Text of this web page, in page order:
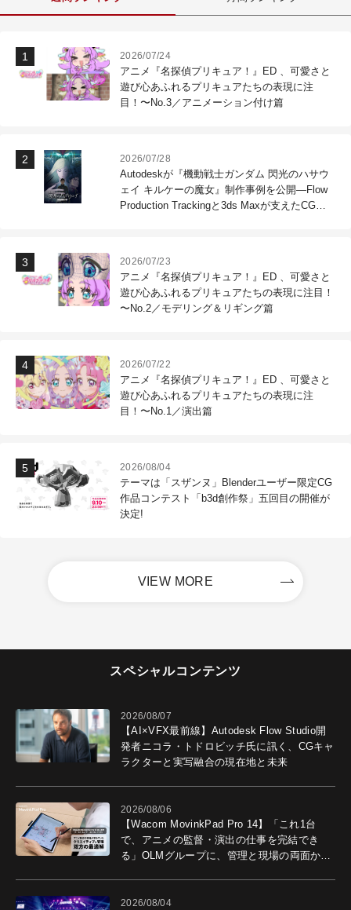
2026/07/24
アニメ『名探偵プリキュア！』ED 、可愛さと
遊び心あふれるプリキュアたちの表現に注
目！〜No.3／アニメーション付け篇
2026/07/28
Autodeskが『機動戦士ガンダム 閃光のハサウ
ェイ キルケーの魔女』制作事例を公開―Flow
Production Trackingと3ds Maxが支えたCG制
2026/07/23
アニメ『名探偵プリキュア！』ED 、可愛さと
遊び心あふれるプリキュアたちの表現に注目！
〜No.2／モデリング＆リギング篇
2026/07/22
アニメ『名探偵プリキュア！』ED 、可愛さと
遊び心あふれるプリキュアたちの表現に注
目！〜No.1／演出篇
2026/08/04
テーマは「スザンヌ」Blenderユーザー限定CG
作品コンテスト「b3d創作祭」五回目の開催が
決定!
VIEW MORE
スペシャルコンテンツ
2026/08/07
【AI×VFX最前線】Autodesk Flow Studio開
発者ニコラ・トドロビッチ氏に訊く、CGキャ
ラクターと実写融合の現在地と未来
2026/08/06
【Wacom MovinkPad Pro 14】「これ1台
で、アニメの監督・演出の仕事を完結でき
る」OLMグループに、管理と現場の両面から
2026/08/04